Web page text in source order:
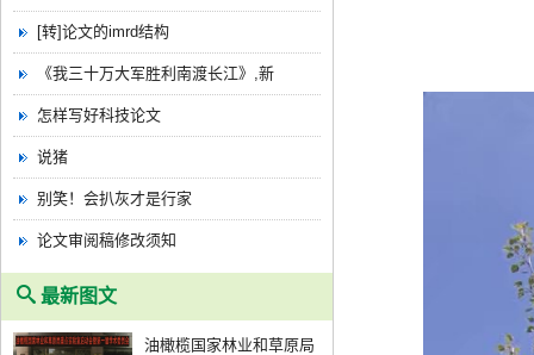
[转]论文的imrd结构
《我三十万大军胜利南渡长江》,新
怎样写好科技论文
说猪
别笑！会扒灰才是行家
论文审阅稿修改须知
最新图文
油橄榄国家林业和草原局